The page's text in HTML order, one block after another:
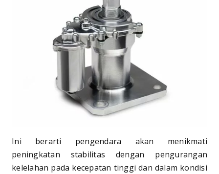
Ini berarti pengendara akan menikmati
peningkatan stabilitas dengan pengurangan
kelelahan pada kecepatan tinggi dan dalam kondisi